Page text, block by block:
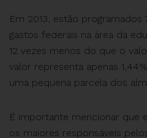
Em 2013, estão programados
gastos federais na área da
12 vezes menos do que o
valor representa apenas
uma pequena parcela dos
É importante mencionar que
os maiores responsáveis